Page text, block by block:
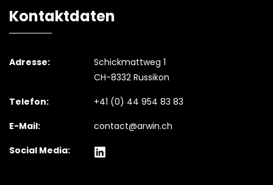
Kontaktdaten
Adresse:
Schickmattweg 1
CH-8332 Russikon
Telefon:
+41 (0) 44 954 83 83
E-Mail:
contact@arwin.ch
Social Media: